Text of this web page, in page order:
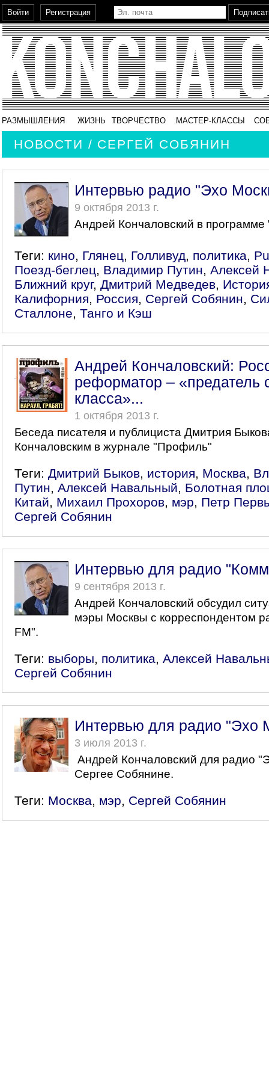
РАЗМЫШЛЕНИЯ ЖИЗНЬ ТВОРЧЕСТВО МАСТЕР-КЛАССЫ
НОВОСТИ / СЕРГЕЙ СОБЯНИН
Интервью радио "Эхо
9 октября 2013 г.
Андрей Кончаловский в программе
Теги: кино, Глянец, Голливуд, политика,
Поезд-беглец, Владимир Путин, Алексей
Ближний круг, Дмитрий Медведев,
Калифорния, Россия, Сергей Собянин,
Сталлоне, Танго и Кэш
Андрей Кончаловский:
реформатор – «предатель
класса»...
1 октября 2013 г.
Беседа писателя и публициста Дмитрия
Кончаловским в журнале "Профиль"
Теги: Дмитрий Быков, история, Москва,
Путин, Алексей Навальный, Болотная
Китай, Михаил Прохоров, мэр, Петр
Сергей Собянин
Интервью для радио
9 сентября 2013 г.
Андрей Кончаловский обсудил
мэры Москвы с корреспондентом
FM".
Теги: выборы, политика, Алексей
Сергей Собянин
Интервью для радио "Эхо
3 июля 2013 г.
Андрей Кончаловский для радио
Сергее Собянине.
Теги: Москва, мэр, Сергей Собянин